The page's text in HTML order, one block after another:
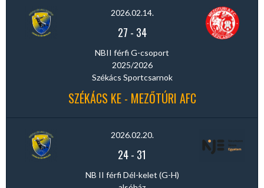
2026.02.14.
27 - 34
NBII férfi G-csoport
2025/2026
Székács Sportcsarnok
SZÉKÁCS KE - MEZŐTÚRI AFC
2026.02.20.
24- 31
NB II férfi Dél-kelet (G-H)